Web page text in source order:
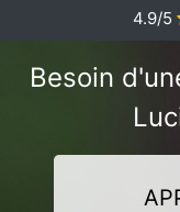
4.9/5
Besoin